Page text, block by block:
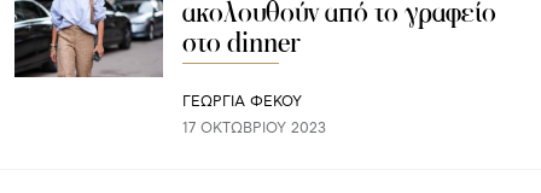
ακολουθούν από το γραφείο
στο dinner
ΓΕΩΡΓΙΑ ΦΕΚΟΥ
17 ΟΚΤΩΒΡΊΟΥ 2023